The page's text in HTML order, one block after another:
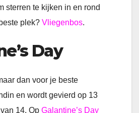
sterren te kijken in en rond
plek? Vliegenbos.
Day
dan voor je beste
en wordt gevierd op 13
14. Op Galantine’s Day